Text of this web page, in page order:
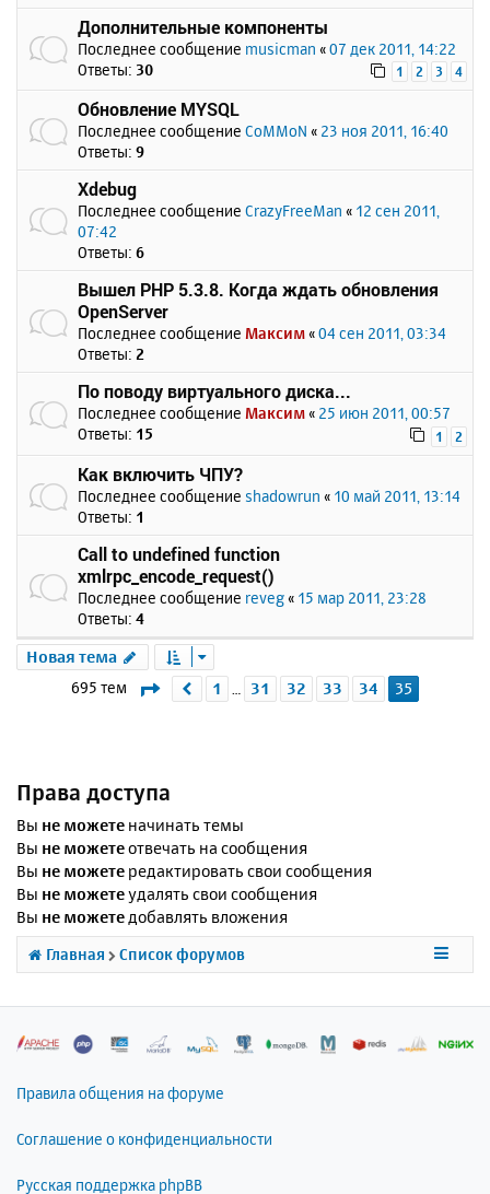
Дополнительные компоненты
Последнее сообщение musicman «07 дек 2011, 14:22
Ответы: 30 1 2 3 4
Обновление MYSQL
Последнее сообщение CoMMoN « 23 ноя 2011, 16:40
Ответы: 9
Xdebug
Последнее сообщение CrazyFreeMan « 12 сен 2011,
07:42
Ответы: 6
Вышел PHP 5.3.8. Когда ждать обновления
OpenServer
Последнее сообщение Максим «04 сен 2011, 03:34
Ответы: 2
По поводу виртуального диска...
Последнее сообщение Максим « 25 июн 2011, 00:57
Ответы: 15 1 2
Как включить ЧПУ?
Последнее сообщение shadowrun « 10 май 2011, 13:14
Ответы: 1
Call to undefined function
xmlrpc_encode_request()
Последнее сообщение reveg « 15 мар 2011, 23:28
Ответы: 4
Новая тема
695 тем Страница 35из 35
Пред.
1 … 31 32 33 34 35
Права доступа
Вы не можете начинать темы
Вы не можетеотвечать на сообщения
Вы не можете редактировать свои сообщения
Вы не можетеудалять свои сообщения
Вы не можете добавлять вложения
Главная Список форумов
Правила общения на форуме
Соглашение о конфиденциальности
Русская поддержка phpBB